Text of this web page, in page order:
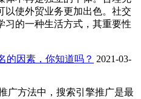
以使外贸业务更加出色。社交
习的一种生活方式，其重要性
的因素，你知道吗？ 2021-03-
广方法中，搜索引擎推广是最